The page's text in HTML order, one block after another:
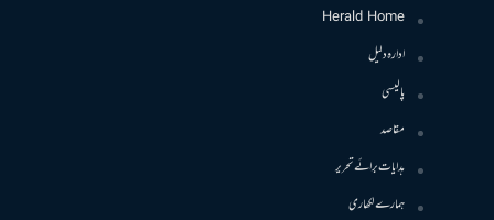
Herald Home
ادارہ دلیل
پالیسی
مقاصد
ہدایات برائے تحریر
ہمارے لکھاری